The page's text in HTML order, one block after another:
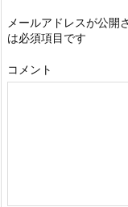
メールアドレスが公開
は必須項目です
コメント